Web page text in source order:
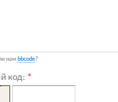
нам bbcode?
код: *